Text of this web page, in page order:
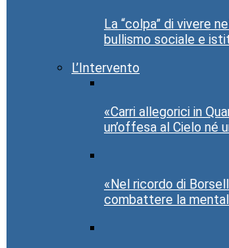
La “colpa” di vivere
bullismo sociale e
L’Intervento
«Carri allegorici in
un’offesa al Cielo né
«Nel ricordo di
combattere la